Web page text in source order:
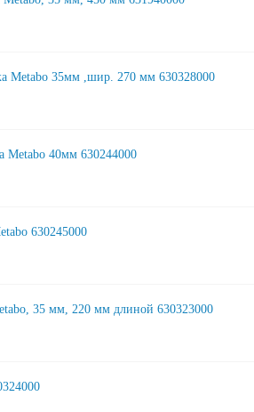
Metabo 35мм ,шир. 270 мм 630328000
Metabo 40мм 630244000
630245000
35 мм, 220 мм длиной 630323000